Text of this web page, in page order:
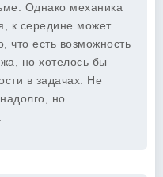
Однако механика
к середине может
что есть возможность
но хотелось бы
в задачах. Не
но